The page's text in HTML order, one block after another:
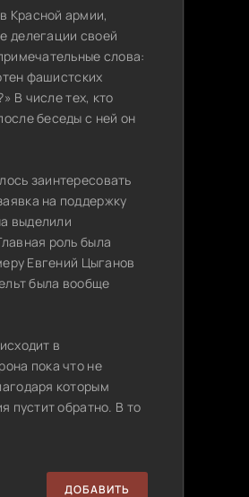
Красной армии,
делегации своей
слова:
фашистских
В числе тех, кто
беседы с ней он
заинтересовать
на поддержку
выделили
роль была
Евгений Цыганов
была вообще
в
пока что не
которым
пустит обратно. В то
ДОБАВИТЬ